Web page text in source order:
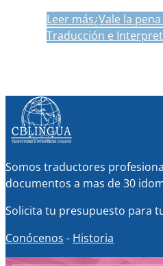
Leer más¿Vale la
Traducción e
Somos traductores
documentos a mas de 30
Solicita tu presupuesto para
Conócenos - Historia